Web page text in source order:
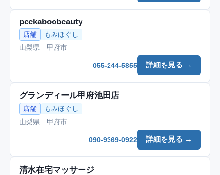
peekaboobeauty
店舗
もみほぐし
山梨県 甲府市
詳細を見る →
055-244-5855
グランディール甲府池田店
店舗
もみほぐし
山梨県 甲府市
詳細を見る →
090-9369-0922
清水在宅マッサージ